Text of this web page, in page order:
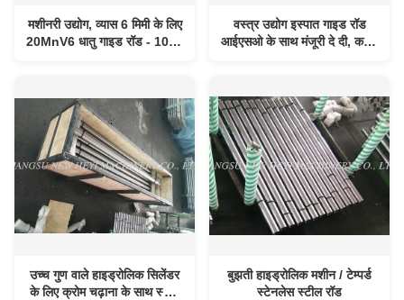
मशीनरी उद्योग, व्यास 6 मिमी के लिए
20MnV6 धातु गाइड रॉड - 1000
वस्त्र उद्योग इस्पात गाइड रॉड
आईएसओ के साथ मंजूरी दे दी, कठोर
उच्च गुण वाले हाइड्रोलिक सिलेंडर
के लिए क्रोम चढ़ाना के साथ स्टील
बुझती हाइड्रोलिक मशीन / टेम्पर्ड
स्टेनलेस स्टील रॉड